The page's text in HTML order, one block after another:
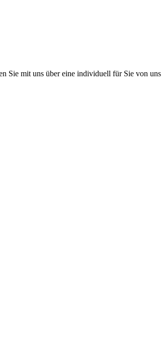
Sie mit uns über eine individuell für Sie von